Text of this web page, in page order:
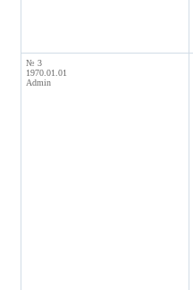
№ 3
1970.01.01
Admin